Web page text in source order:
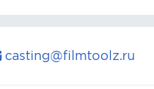
casting@filmtoolz.ru